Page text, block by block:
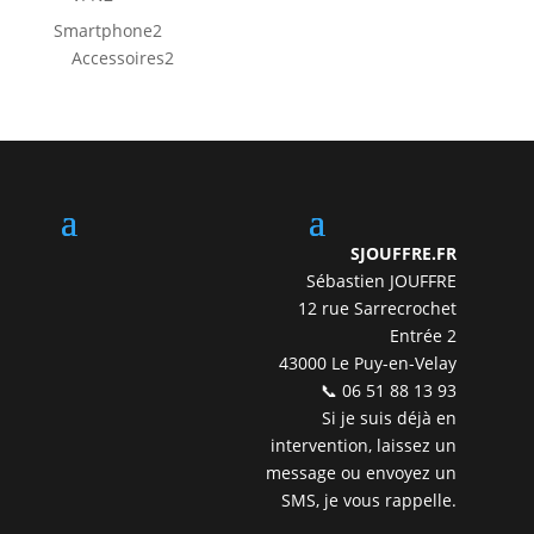
produits
Smartphone22
produits
Accessoires22
SJOUFFRE.FR
Sébastien JOUFFRE
12 rue Sarrecrochet
Entrée 2
43000 Le Puy-en-Velay
📞 06 51 88 13 93
Si je suis déjà en
intervention, laissez un
message ou envoyez un
SMS, je vous rappelle.